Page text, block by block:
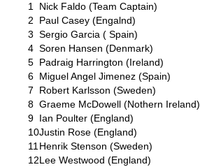
1
Nick Faldo (Team Captain)
2
Paul Casey (Engalnd)
3 Sergio Garcia ( Spain)
4 Soren Hansen (Denmark)
5 Padraig Harrington (Ireland)
6 Miguel Angel Jimenez (Spain)
7
Robert Karlsson (Sweden)
8 Graeme McDowell (Nothern Ireland)
9 Ian Poulter (England)
10Justin Rose (England)
11 Henrik Stenson (Sweden)
12Lee Westwood (England)